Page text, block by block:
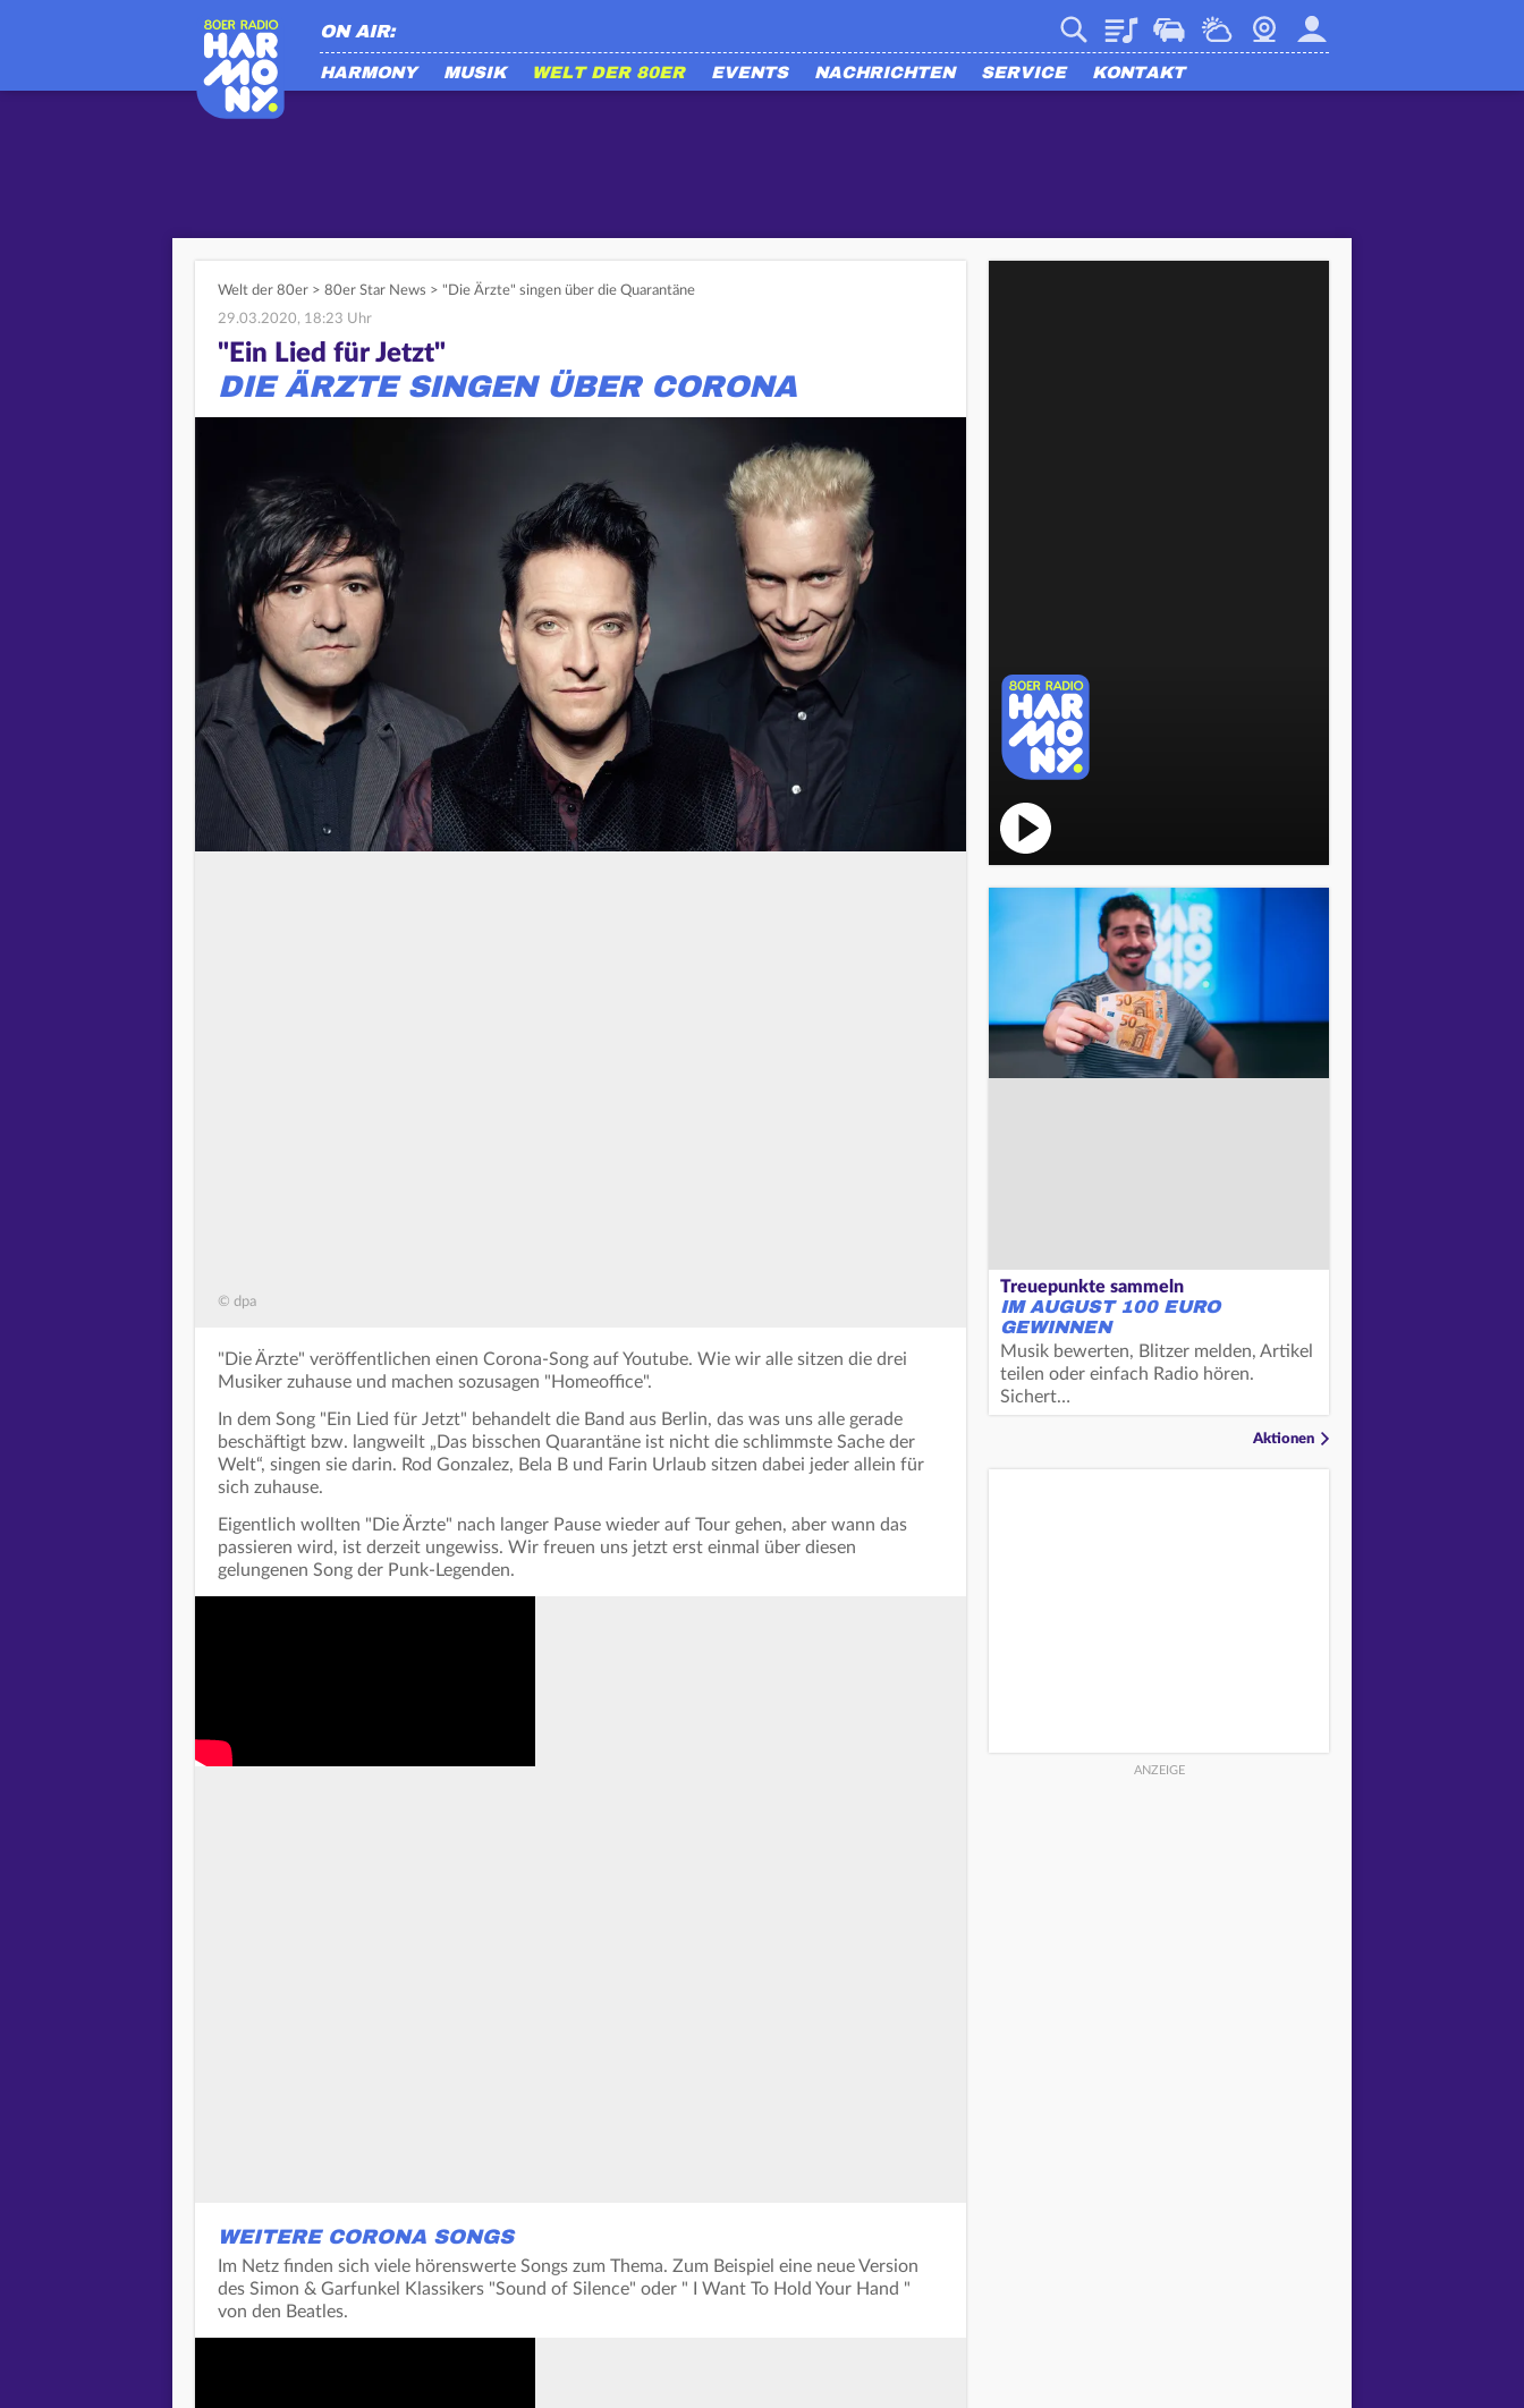
ON AIR: PlaylistVerkehrWetterWebcamMein harmony
HARMONY MUSIK WELT DER 80ER EVENTS NACHRICHTEN SERVICE KONTAKT
Welt der 80er > 80er Star News > "Die Ärzte" singen über die Quarantäne
29.03.2020, 18:23 Uhr
"Ein Lied für Jetzt"
DIE ÄRZTE SINGEN ÜBER CORONA
© dpa
"Die Ärzte" veröffentlichen einen Corona-Song auf Youtube. Wie wir alle sitzen die drei
Musiker zuhause und machen sozusagen "Homeoffice".
In dem Song "Ein Lied für Jetzt" behandelt die Band aus Berlin, das was uns alle gerade
beschäftigt bzw. langweilt „Das bisschen Quarantäne ist nicht die schlimmste Sache der
Welt“, singen sie darin. Rod Gonzalez, Bela B und Farin Urlaub sitzen dabei jeder allein für
sich zuhause.
Eigentlich wollten "Die Ärzte" nach langer Pause wieder auf Tour gehen, aber wann das
passieren wird, ist derzeit ungewiss. Wir freuen uns jetzt erst einmal über diesen
gelungenen Song der Punk-Legenden.
WEITERE CORONA SONGS
Im Netz finden sich viele hörenswerte Songs zum Thema. Zum Beispiel eine neue Version
des Simon & Garfunkel Klassikers "Sound of Silence" oder " I Want To Hold Your Hand "
von den Beatles.
Treuepunkte sammeln
IM AUGUST 100 EURO
GEWINNEN
Musik bewerten, Blitzer melden, Artikel
teilen oder einfach Radio hören.
Sichert…
Aktionen